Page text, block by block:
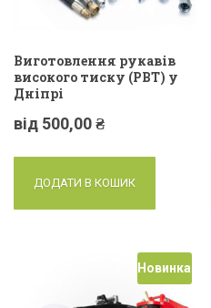
Виготовлення рукавів
високого тиску (РВТ) у
Дніпрі
від 500,00₴
ДОДАТИ В КОШИК
Новинка